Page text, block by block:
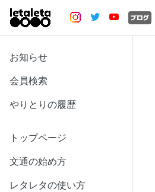
お知らせ
会員検索
やりとりの履歴
トップページ
文通の始め方
レタレタの使い方